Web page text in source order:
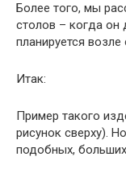
Более того, мы
столов – когда он
планируется
Итак:
Пример такого
рисунок сверху).
подобных,